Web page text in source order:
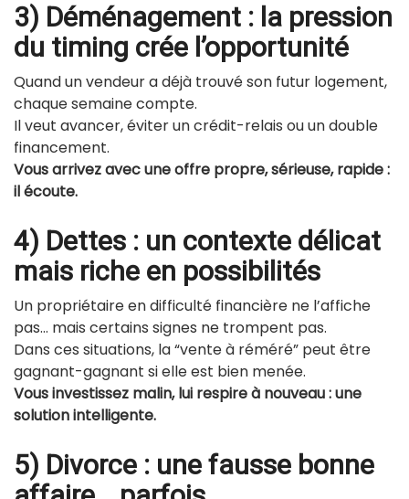
3) Déménagement : la pression
du timing crée l’opportunité
Quand un vendeur a déjà trouvé son futur logement,
chaque semaine compte.
Il veut avancer, éviter un crédit-relais ou un double
financement.
Vous arrivez avec une offre propre, sérieuse, rapide :
il écoute.
4) Dettes : un contexte délicat
mais riche en possibilités
Un propriétaire en difficulté financière ne l’affiche
pas… mais certains signes ne trompent pas.
Dans ces situations, la “vente à réméré” peut être
gagnant-gagnant si elle est bien menée.
Vous investissez malin, lui respire à nouveau : une
solution intelligente.
5) Divorce : une fausse bonne